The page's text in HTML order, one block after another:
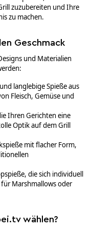
zuzubereiten und Ihre
zu machen.
Geschmack
und Materialien
langlebige Spieße aus
Fleisch, Gemüse und
Ihren Gerichten eine
Optik auf dem Grill
mit flacher Form,
die sich individuell
für Marshmallows oder
wählen?